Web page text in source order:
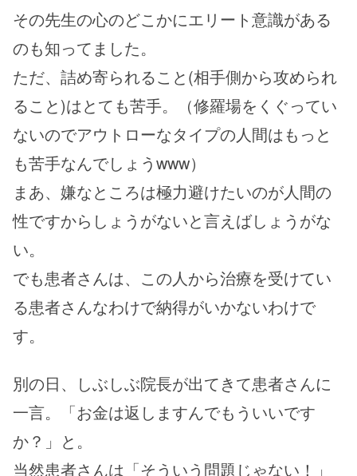
その先生の心のどこかにエリート意識がある
のも知ってました。
ただ、詰め寄られること(相手側から攻められ
ること)はとても苦手。（修羅場をくぐってい
ないのでアウトローなタイプの人間はもっと
も苦手なんでしょうwww）
まあ、嫌なところは極力避けたいのが人間の
性ですからしょうがないと言えばしょうがな
い。
でも患者さんは、この人から治療を受けてい
る患者さんなわけで納得がいかないわけで
す。
別の日、しぶしぶ院長が出てきて患者さんに
一言。「お金は返しますんでもういいです
か？」と。
当然患者さんは「そういう問題じゃない！」